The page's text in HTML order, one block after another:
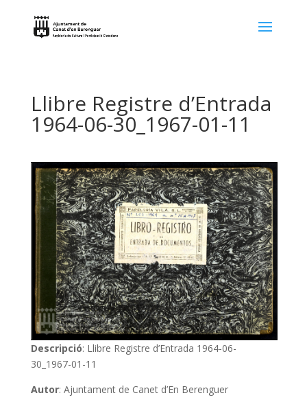
Llibre Registre d’Entrada
1964-06-30_1967-01-11
Descripció: Llibre Registre d’Entrada 1964-06-
30_1967-01-11
Autor: Ajuntament de Canet d’En Berenguer